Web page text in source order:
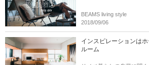
BEAMS living style
2018/09/06
インスピレーションは
ルーム